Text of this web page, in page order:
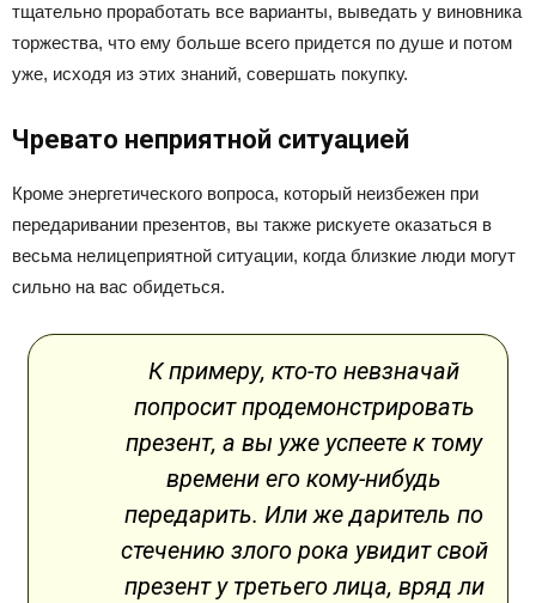
тщательно проработать все варианты, выведать у виновника
торжества, что ему больше всего придется по душе и потом
уже, исходя из этих знаний, совершать покупку.
Чревато неприятной ситуацией
Кроме энергетического вопроса, который неизбежен при
передаривании презентов, вы также рискуете оказаться в
весьма нелицеприятной ситуации, когда близкие люди могут
сильно на вас обидеться.
К примеру, кто-то невзначай
попросит продемонстрировать
презент, а вы уже успеете к тому
времени его кому-нибудь
передарить. Или же даритель по
стечению злого рока увидит свой
презент у третьего лица, вряд ли